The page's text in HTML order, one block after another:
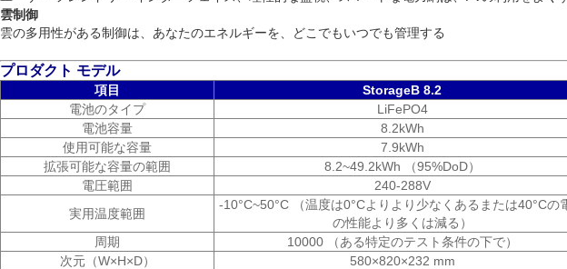
雲制御
雲の多用性がある制御は
あなたのエネルギーを、どこでもいつでも管理する
プロダクト モデル
項目
StorageB 8.2
電池のタイプ
LiFePO4
電池容量
8.2kWh
使用可能な容量
7.9kWh
拡張可能な容量の範囲
8.2~49.2kWh （95%DoD）
電圧範囲
240-288V
実用温度範囲
-10°C~50°C （温度は0°Cよりより少なくあるまたは40°Cの
の性能より多くは減る）
周期
10000 （ある特定のテスト条件の下で）
次元（W×H×D）
580×820×232 mm